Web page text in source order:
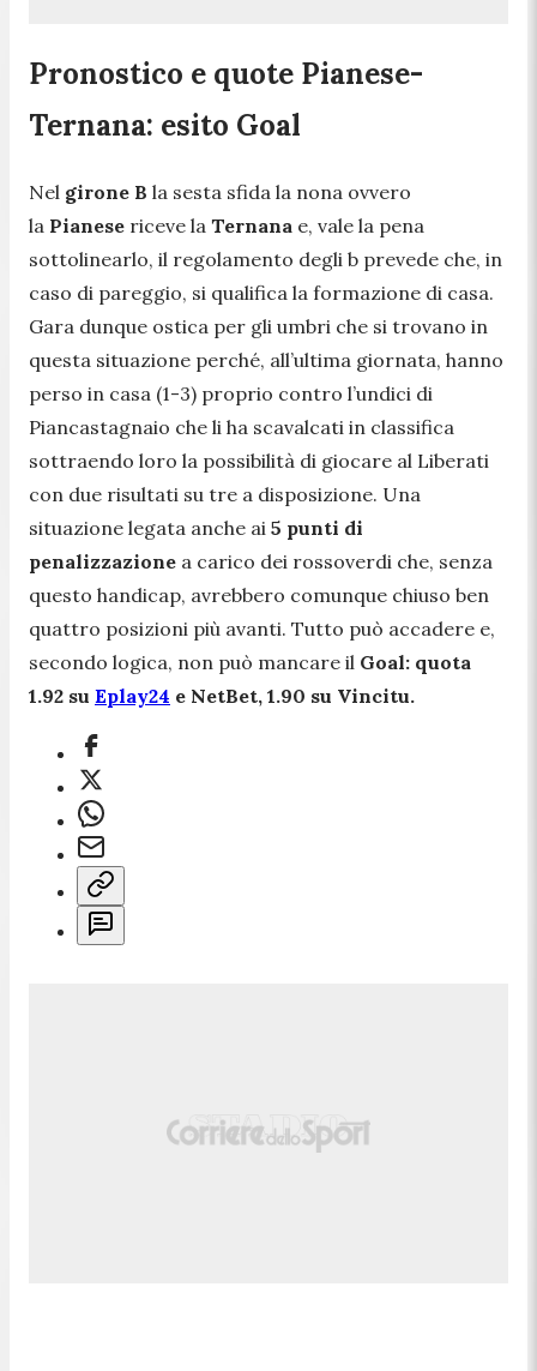
Pronostico e quote Pianese-
Ternana: esito Goal
Nel girone B la sesta sfida la nona ovvero
la Pianese riceve la Ternana e, vale la pena
sottolinearlo, il regolamento degli b prevede che, in
caso di pareggio, si qualifica la formazione di casa.
Gara dunque ostica per gli umbri che si trovano in
questa situazione perché, all’ultima giornata, hanno
perso in casa (1-3) proprio contro l’undici di
Piancastagnaio che li ha scavalcati in classifica
sottraendo loro la possibilità di giocare al Liberati
con due risultati su tre a disposizione. Una
situazione legata anche ai 5 punti di
penalizzazione a carico dei rossoverdi che, senza
questo handicap, avrebbero comunque chiuso ben
quattro posizioni più avanti. Tutto può accadere e,
secondo logica, non può mancare il Goal: quota
1.92 su Eplay24 e NetBet, 1.90 su Vincitu.